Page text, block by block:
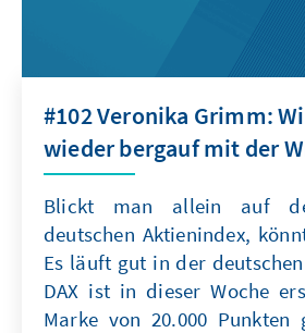
#102 Veronika Grimm:
wieder bergauf mit der
Blickt man allein auf
deutschen Aktienindex,
Es läuft gut in der
DAX ist in dieser Woche
Marke von 20.000 Punkten